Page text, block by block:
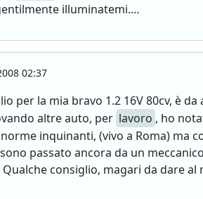
illuminatemi.…
02:37
per la mia bravo 1.2 16V 80cv, è
altre auto, per lavoro , ho
inquinanti, (vivo a Roma) ma
passato ancora da un
consiglio, magari da dare al